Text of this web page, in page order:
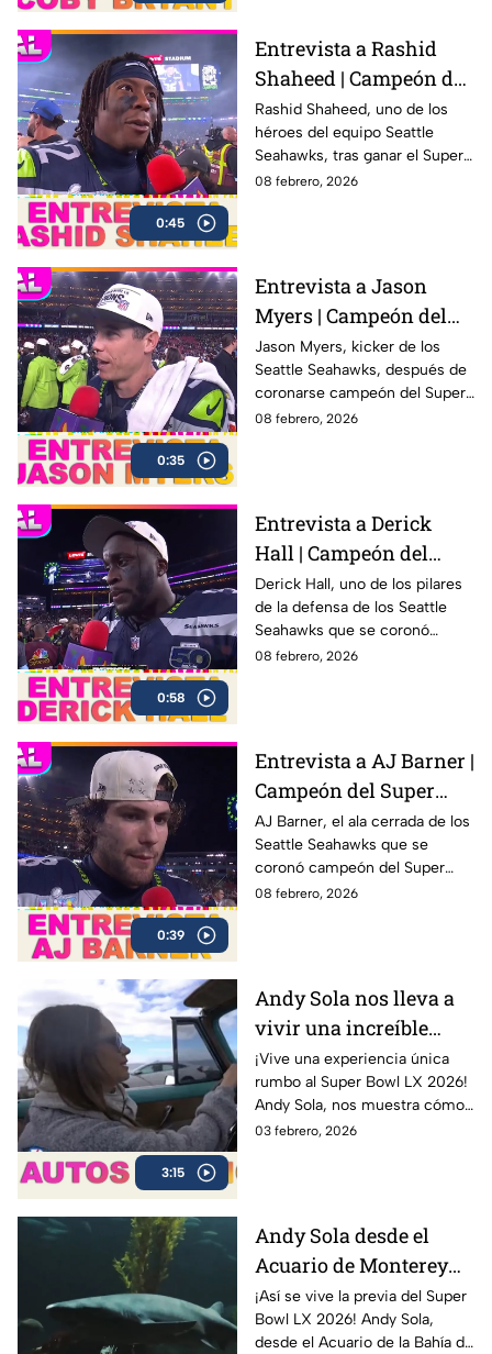
0:45
Entrevista a Rashid
Shaheed | Campeón del
Super Bowl LX con los
Seahawks
Rashid Shaheed, uno de los
héroes del equipo Seattle
Seahawks, tras ganar el Super
Bowl LX con una victoria
08 febrero, 2026
0:35
Entrevista a Jason
Myers | Campeón del
Super Bowl LX con los
Seahawks
Jason Myers, kicker de los
Seattle Seahawks, después de
coronarse campeón del Super
Bowl LX .
08 febrero, 2026
0:58
Entrevista a Derick
Hall | Campeón del
Super Bowl LX con los
Seahawks
Derick Hall, uno de los pilares
de la defensa de los Seattle
Seahawks que se coronó
campeón del Super Bowl LX 🏆
08 febrero, 2026
0:39
Entrevista a AJ Barner |
Campeón del Super
Bowl LX con los
Seahawks
AJ Barner, el ala cerrada de los
Seattle Seahawks que se
coronó campeón del Super
Bowl LX tras la victoria ante los
08 febrero, 2026
3:15
Andy Sola nos lleva a
vivir una increíble
experiencia en un Bel
Air 1954 | Sola al Super
Bowl
¡Vive una experiencia única
rumbo al Super Bowl LX 2026!
Andy Sola, nos muestra cómo
se vive la previa del Super
03 febrero, 2026
Andy Sola desde el
Acuario de Monterey
rumbo al Super Bowl |
Sola al Super Bowl
¡Así se vive la previa del Super
Bowl LX 2026! Andy Sola,
desde el Acuario de la Bahía de